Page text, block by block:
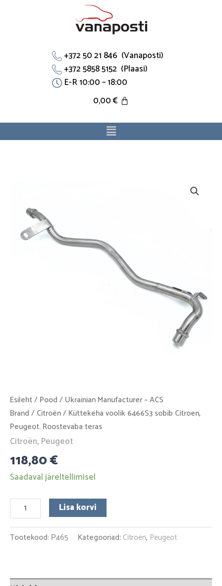
+372 50 21 846 (Vanaposti)
+372 5858 5152 (Plaasi)
E-R 10:00 – 18:00
0,00€
Menu
Esileht/ Pood / Ukrainian Manufacturer – ACS
Brand / Citroën/ Küttekeha voolik 6466S3 sobib Citroen,
Peugeot. Roostevaba teras
Citroën, Peugeot
118,80€
Saadaval järeltellimisel
6466S3
sobib
Citroen,
Lisa korvi
Tootekood: Р465 Kategooriad: Citroën, Peugeot